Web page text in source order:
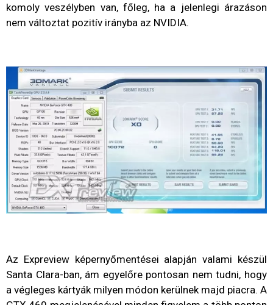
komoly veszélyben van, főleg, ha a jelenlegi árazáson
nem változtat pozitív irányba az NVIDIA.
Az Expreview képernyőmentései alapján valami készül
Santa Clara-ban, ám egyelőre pontosan nem tudni, hogy
a végleges kártyák milyen módon kerülnek majd piacra. A